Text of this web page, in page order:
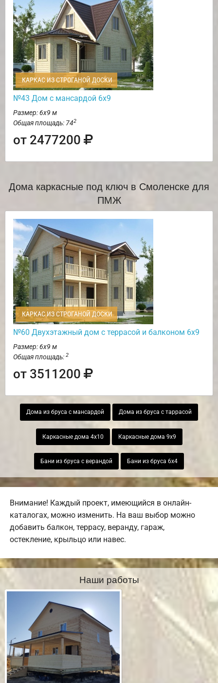
КАРКАС ИЗ СТРОГАНОЙ ДОСКИ
№43 Дом с мансардой 6х9
Размер: 6х9 м
Общая площадь: 742
от 2477200
Дома каркасные под ключ в Смоленске для
ПМЖ
КАРКАС ИЗ СТРОГАНОЙ ДОСКИ
№60 Двухэтажный дом с террасой и балконом 6х9
Размер: 6х9 м
Общая площадь: 2
от 3511200
Дома из бруса с мансардой Дома из бруса с таррасой
Каркасные дома 4х10 Каркасные дома 9х9
Бани из бруса с верандой Бани из бруса 6х4
Внимание! Каждый проект, имеющийся в онлайн-
каталогах, можно изменить. На ваш выбор можно
добавить балкон, террасу, веранду, гараж,
остекление, крыльцо или навес.
Наши работы